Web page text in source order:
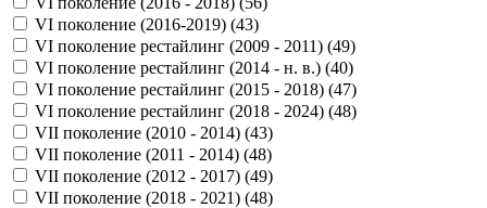
VI поколение (2016-2019) (43)
VI поколение рестайлинг (2009 - 2011) (49)
VI поколение рестайлинг (2014 - н. в.) (40)
VI поколение рестайлинг (2015 - 2018) (47)
VI поколение рестайлинг (2018 - 2024) (48)
VII поколение (2010 - 2014) (43)
VII поколение (2011 - 2014) (48)
VII поколение (2012 - 2017) (49)
VII поколение (2018 - 2021) (48)